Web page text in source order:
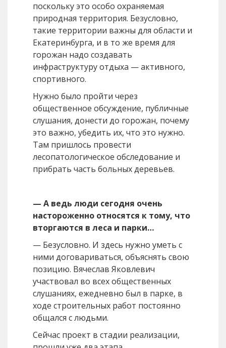
поскольку это особо охраняемая
природная территория. Безусловно,
такие территории важны для области и
Екатеринбурга, и в то же время для
горожан надо создавать
инфраструктуру отдыха — активного,
спортивного.
Нужно было пройти через
общественное обсуждение, публичные
слушания, донести до горожан, почему
это важно, убедить их, что это нужно.
Там пришлось провести
лесопатологическое обследование и
прибрать часть больных деревьев.
— А ведь люди сегодня очень
настороженно относятся к тому, что
вторгаются в леса и парки…
— Безусловно. И здесь нужно уметь с
ними договариваться, объяснять свою
позицию. Вячеслав Яковлевич
участвовал во всех общественных
слушаниях, ежедневно был в парке, в
ходе строительных работ постоянно
общался с людьми.
Сейчас проект в стадии реализации,